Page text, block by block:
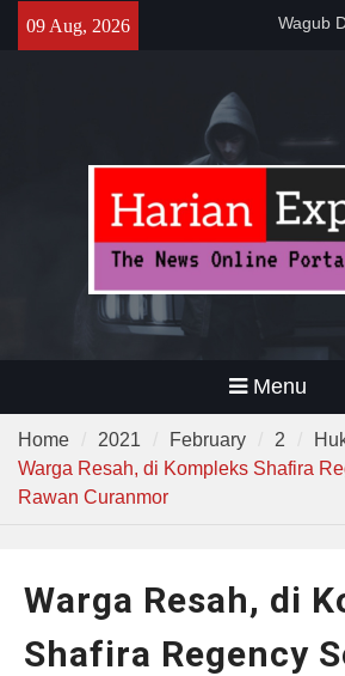
09 Aug, 2026
Dewa
Antusias
Wagub
Banten
Menu
Home 2021 February 2
Warga Resah, di Kompleks Shafira
Rawan Curanmor
Warga Resah, di
Shafira Regency